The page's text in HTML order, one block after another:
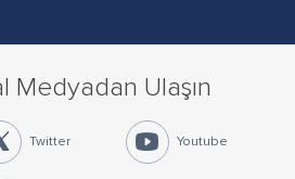
Medyadan Ulaşın
Twitter Youtube